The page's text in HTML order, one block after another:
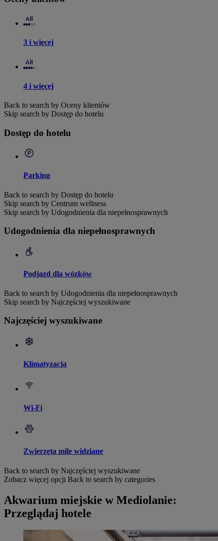
3 i więcej
4 i więcej
Back to search by Oceny klientów
Skip search by Dostęp do hotelu
Dostęp do hotelu
Parking
Back to search by Dostęp do hotelu
Skip search by Centrum wellness
Skip search by Udogodnienia dla niepełnosprawnych
Udogodnienia dla niepełnosprawnych
Podjazd dla wózków
Back to search by Udogodnienia dla niepełnosprawnych
Skip search by Najczęściej wyszukiwane
Najczęściej wyszukiwane
Klimatyzacja
Wi-Fi
Zwierzęta mile widziane
Back to search by Najczęściej wyszukiwane
Zobacz więcej opcji Back to search by categories
Akwarium miejskie w Mediolanie:
Przeglądaj hotele